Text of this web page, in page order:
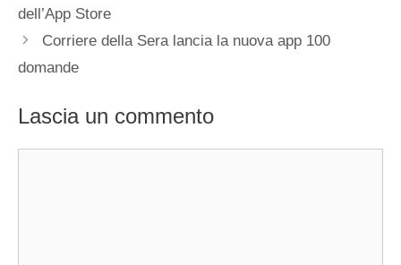
dell’App Store
Corriere della Sera lancia la nuova app 100
domande
Lascia un commento